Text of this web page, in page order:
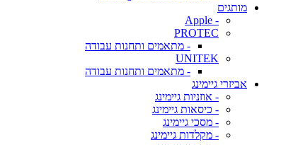
מותגים
- Apple
PROTEC
- מתאמים ותחנות עבודה
UNITEK
- מתאמים ותחנות עבודה
אביזרי גיימינג
- אוזניות גיימינג
- כיסאות גיימינג
- מסכי גיימינג
- מקלדות גיימינג